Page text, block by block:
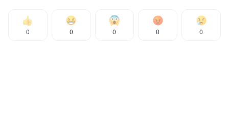
0 0 0 0 0